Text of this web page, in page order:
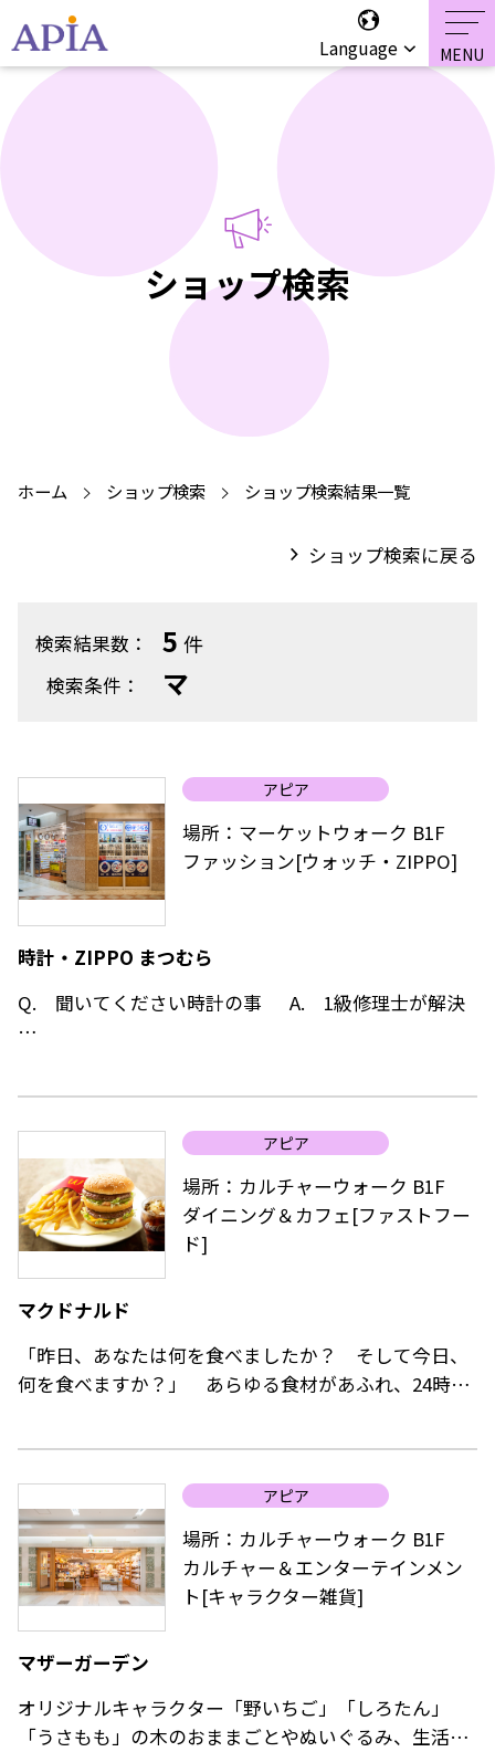
Language
ショップ検索
ホーム ショップ検索 ショップ検索結果一覧
ショップ検索に戻る
検索結果数： 5件
検索条件： マ
アピア
場所：マーケットウォーク B1F
ファッション[ウォッチ・ZIPPO]
時計・ZIPPO まつむら
Q. 聞いてください時計の事 A. 1級修理士が解決
時計は低価格品からご用意しております。
買い替えか、お直しか、お悩みの際はご相談下さい。
時計ベルトは、4000本を超える店頭在庫から
当店ホームページ gg choice に掲載しております。
ネットで予約、店舗で購入が可能です。
パソコンやスマホで、じっくり吟味、下調べにご活用
品揃え。
（ZIPPOライターの修理は行っておりません。）
アピア
場所：カルチャーウォーク B1F
ダイニング＆カフェ[ファストフー
ド]
マクドナルド
「昨日、あなたは何を食べましたか？ そして今日、
何を食べますか？」 あらゆる食材があふれ、24時間
たらよいのか迷うことが多くなっている。
マクドナルドが提案するのは、食べ物について理解
し、より健康的に暮らすために食品を「選ぶ力」を身
につけるためのサポート。
お子様にはおもちゃ付きのハッピーセットがオスス
アピア
場所：カルチャーウォーク B1F
カルチャー＆エンターテインメン
ト[キャラクター雑貨]
マザーガーデン
オリジナルキャラクター「野いちご」「しろたん」
「うさもも」の木のおままごとやぬいぐるみ、生活雑